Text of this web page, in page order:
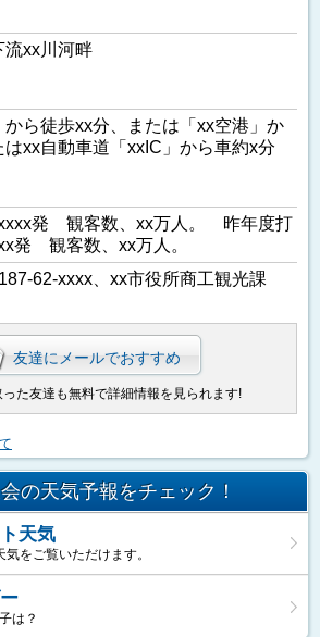
xx川河畔
ら徒歩xx分、または「xx空港」か
はxx自動車道「xxIC」から車約x分
発 観客数、xx万人。 昨年度打
発 観客数、xx万人。
62-xxxx、xx市役所商工観光課
友達にメールでおすすめ
った友達も無料で詳細情報を見られます!
の天気予報をチェック！
天気
をご覧いただけます。
は？